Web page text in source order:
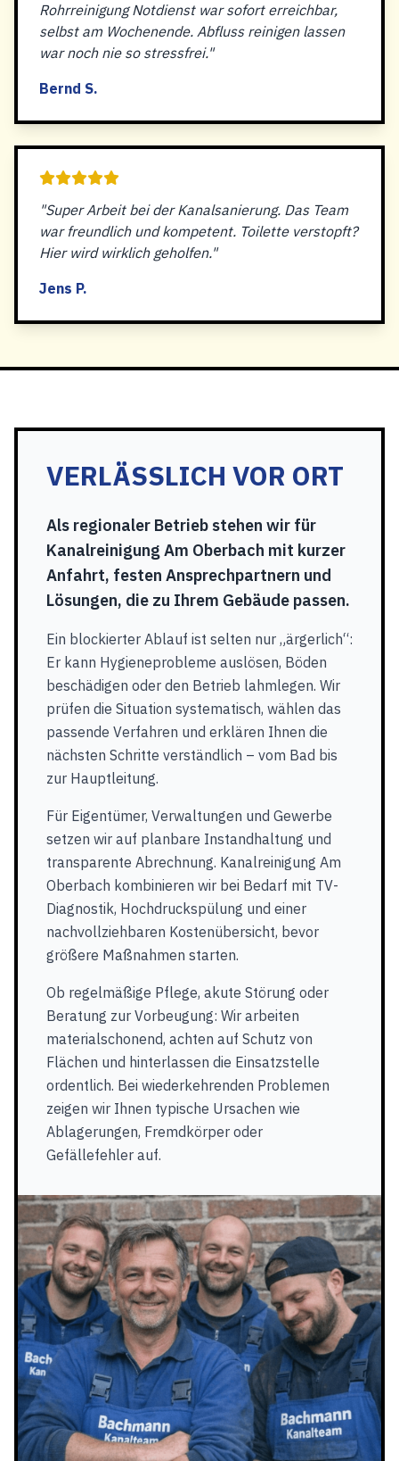
Rohrreinigung Notdienst war sofort erreichbar,
selbst am Wochenende. Abfluss reinigen lassen
war noch nie so stressfrei."
Bernd S.
"Super Arbeit bei der Kanalsanierung. Das Team
war freundlich und kompetent. Toilette verstopft?
Hier wird wirklich geholfen."
Jens P.
VERLÄSSLICH VOR ORT
Als regionaler Betrieb stehen wir für
Kanalreinigung Am Oberbach mit kurzer
Anfahrt, festen Ansprechpartnern und
Lösungen, die zu Ihrem Gebäude passen.
Ein blockierter Ablauf ist selten nur „ärgerlich“:
Er kann Hygieneprobleme auslösen, Böden
beschädigen oder den Betrieb lahmlegen. Wir
prüfen die Situation systematisch, wählen das
passende Verfahren und erklären Ihnen die
nächsten Schritte verständlich – vom Bad bis
zur Hauptleitung.
Für Eigentümer, Verwaltungen und Gewerbe
setzen wir auf planbare Instandhaltung und
transparente Abrechnung. Kanalreinigung Am
Oberbach kombinieren wir bei Bedarf mit TV-
Diagnostik, Hochdruckspülung und einer
nachvollziehbaren Kostenübersicht, bevor
größere Maßnahmen starten.
Ob regelmäßige Pflege, akute Störung oder
Beratung zur Vorbeugung: Wir arbeiten
materialschonend, achten auf Schutz von
Flächen und hinterlassen die Einsatzstelle
ordentlich. Bei wiederkehrenden Problemen
zeigen wir Ihnen typische Ursachen wie
Ablagerungen, Fremdkörper oder
Gefällefehler auf.